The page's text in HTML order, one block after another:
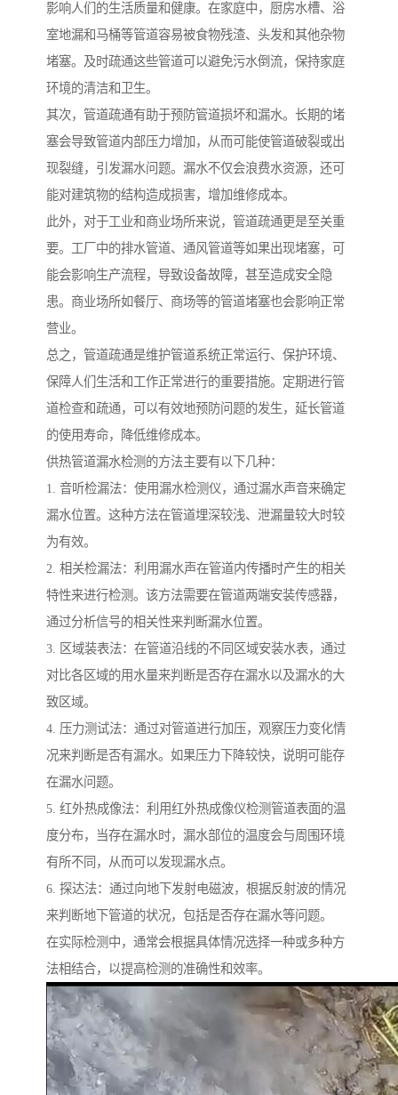
影响人们的生活质量和健康。在家庭中，厨房水槽、浴
室地漏和马桶等管道容易被食物残渣、头发和其他杂物
堵塞。及时疏通这些管道可以避免污水倒流，保持家庭
环境的清洁和卫生。
其次，管道疏通有助于预防管道损坏和漏水。长期的堵
塞会导致管道内部压力增加，从而可能使管道破裂或出
现裂缝，引发漏水问题。漏水不仅会浪费水资源，还可
能对建筑物的结构造成损害，增加维修成本。
此外，对于工业和商业场所来说，管道疏通更是至关重
要。工厂中的排水管道、通风管道等如果出现堵塞，可
能会影响生产流程，导致设备故障，甚至造成安全隐
患。商业场所如餐厅、商场等的管道堵塞也会影响正常
营业。
总之，管道疏通是维护管道系统正常运行、保护环境、
保障人们生活和工作正常进行的重要措施。定期进行管
道检查和疏通，可以有效地预防问题的发生，延长管道
的使用寿命，降低维修成本。
供热管道漏水检测的方法主要有以下几种：
1. 音听检漏法：使用漏水检测仪，通过漏水声音来确定
漏水位置。这种方法在管道埋深较浅、泄漏量较大时较
为有效。
2. 相关检漏法：利用漏水声在管道内传播时产生的相关
特性来进行检测。该方法需要在管道两端安装传感器，
通过分析信号的相关性来判断漏水位置。
3. 区域装表法：在管道沿线的不同区域安装水表，通过
对比各区域的用水量来判断是否存在漏水以及漏水的大
致区域。
4. 压力测试法：通过对管道进行加压，观察压力变化情
况来判断是否有漏水。如果压力下降较快，说明可能存
在漏水问题。
5. 红外热成像法：利用红外热成像仪检测管道表面的温
度分布，当存在漏水时，漏水部位的温度会与周围环境
有所不同，从而可以发现漏水点。
6. 探达法：通过向地下发射电磁波，根据反射波的情况
来判断地下管道的状况，包括是否存在漏水等问题。
在实际检测中，通常会根据具体情况选择一种或多种方
法相结合，以提高检测的准确性和效率。